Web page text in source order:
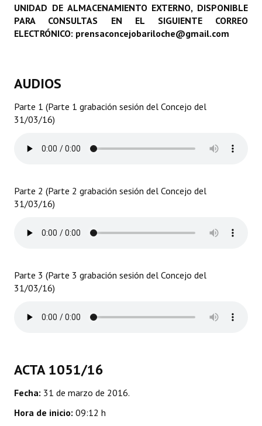
Programas
Carta Orgánica 2007
Reglamento Interno
Organigrama
Proyectos Presentados
Dictámenes Asesoría Letrada
Actas de Sesión
Ejecución Presupuestaria
Actas de Audiencias Públicas
NORMATIVA
UNIDAD DE ALMACENAMIENTO EXTERNO, DISPONIBLE
PARA CONSULTAS EN EL SIGUIENTE CORREO
ELECTRÓNICO: prensaconcejobariloche@gmail.com
AUDIOS
Parte 1 (Parte 1 grabación sesión del Concejo del
31/03/16)
Parte 2 (Parte 2 grabación sesión del Concejo del
31/03/16)
Parte 3 (Parte 3 grabación sesión del Concejo del
31/03/16)
ACTA 1051/16
Fecha: 31 de marzo de 2016.
Hora de inicio: 09:12 h